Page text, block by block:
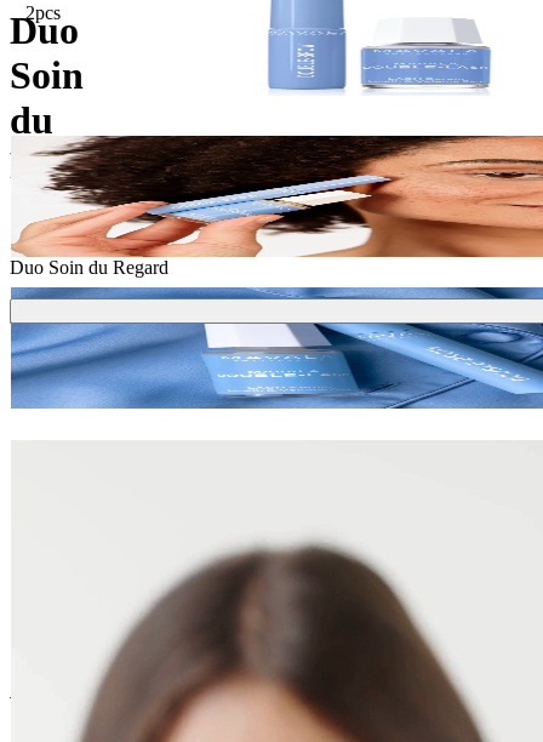
Duo
Soin
du
Regard
2pcs
Duo Soin du Regard
En stock - expédié sous 3 à 7 jours
Vous pourriez aussi aimer